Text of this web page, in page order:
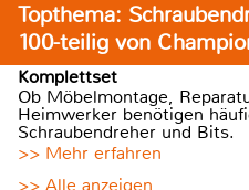
Topthema:
100-teilig von
Komplettset
Ob Möbelmontage,
Heimwerker benötigen
Schraubendreher und Bits.
>> Mehr erfahren
>> Alle anzeigen